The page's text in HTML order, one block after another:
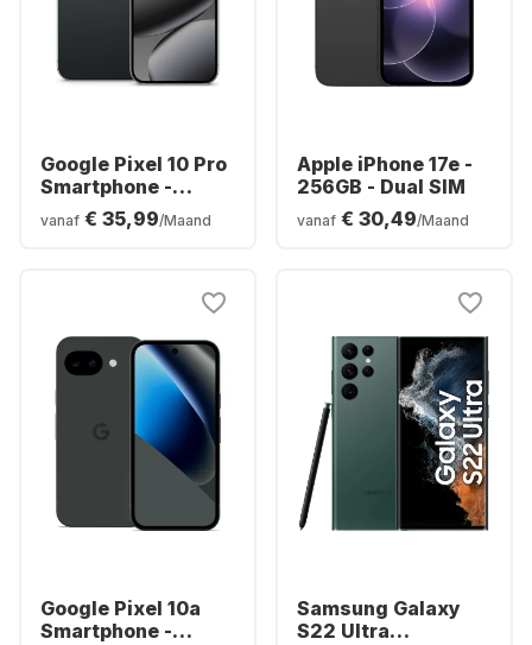
Google Pixel 10 Pro
Smartphone -
128GB - Dual SIM
vanaf € 35,99/Maand
Apple iPhone 17e -
256GB - Dual SIM
vanaf € 30,49/Maand
Google Pixel 10a
Smartphone -
Samsung Galaxy
S22 Ultra